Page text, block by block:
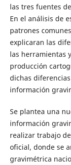
las tres fuentes
En el análisis de
patrones
explicaran las
las herramientas
producción
dichas
información
Se plantea una
información
realizar trabajo
oficial, donde se
gravimétrica